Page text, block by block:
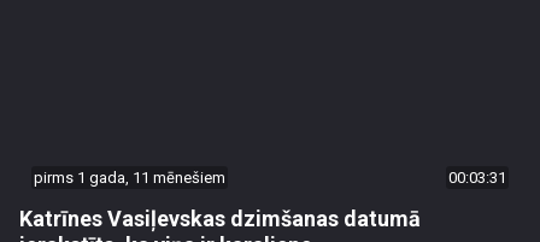
pirms 1 gada, 11 mēnešiem 00:03:31
Katrīnes Vasiļevskas dzimšanas datumā